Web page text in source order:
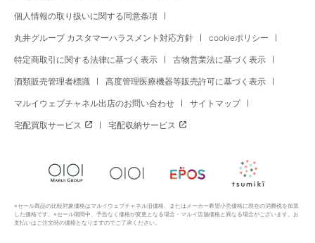
個人情報の取り扱いに関する同意条項
丸井グループ カスタマーハラスメント対応方針 cookieポリシー
特定商取引に関する法律に基づく表示 古物営業法に基づく表示
酒類販売管理者標識 高度管理医療機器等販売許可に基づく表示
マルイウェブチャネル出店のお問い合わせ サイトマップ
宅配買取サービス 宅配収納サービス
※セール商品の比較対象価格はマルイウェブチャネル旧価格、またはメーカー希望小売価格に現在の消費税を加算
した価格です。※セール期間中、予告なく価格が変更となる場合・マルイ店舗価格と異なる場合がございます。お
支払いはご注文時の価格となりますのでご了承ください。